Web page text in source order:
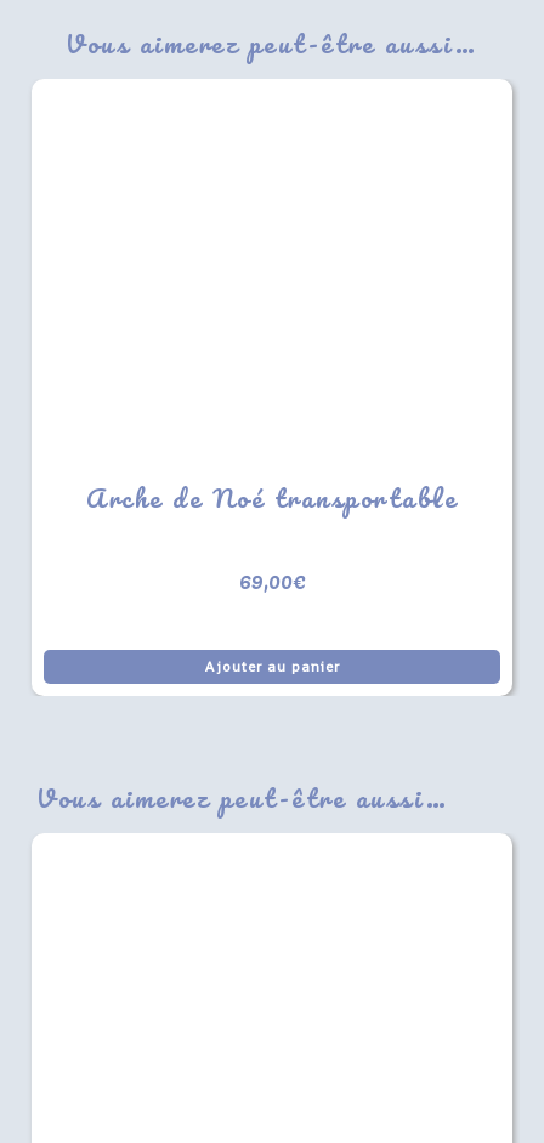
Vous aimerez peut-être aussi…
Arche de Noé transportable
69,00€
Ajouter au panier
Vous aimerez peut-être aussi…